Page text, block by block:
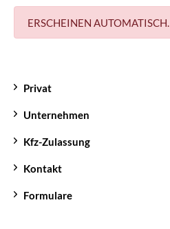
ERSCHEINEN AUTOMATISCH.
Privat
Unternehmen
Kfz-Zulassung
Kontakt
Formulare